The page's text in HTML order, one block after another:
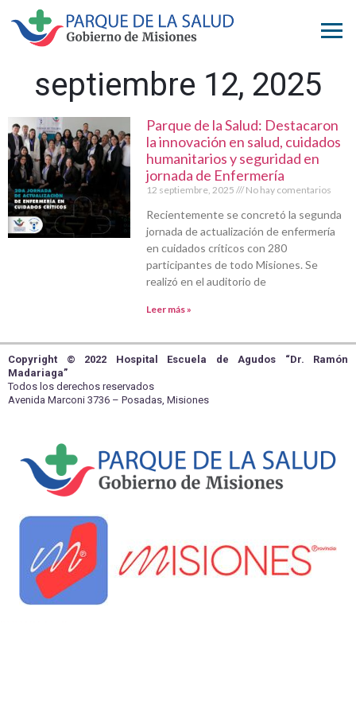
septiembre 12, 2025
Parque de la Salud: Destacaron
la innovación en salud, cuidados
humanitarios y seguridad en
jornada de Enfermería
12 septiembre, 2025 No hay comentarios
Recientemente se concretó la segunda
jornada de actualización de enfermería
en cuidados críticos con 280
participantes de todo Misiones. Se
realizó en el auditorio de
Leer más »
Copyright © 2022 Hospital Escuela de Agudos “Dr. Ramón
Madariaga”
Todos los derechos reservados
Avenida Marconi 3736 – Posadas, Misiones